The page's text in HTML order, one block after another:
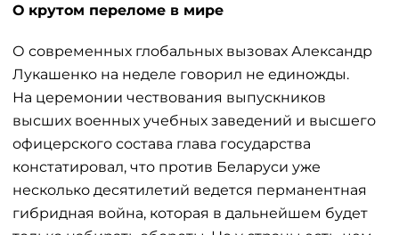
О крутом переломе в мире
О современных глобальных вызовах Александр
Лукашенко на неделе говорил не единожды.
На церемонии чествования выпускников
высших военных учебных заведений и высшего
офицерского состава глава государства
констатировал, что против Беларуси уже
несколько десятилетий ведется перманентная
гибридная война, которая в дальнейшем будет